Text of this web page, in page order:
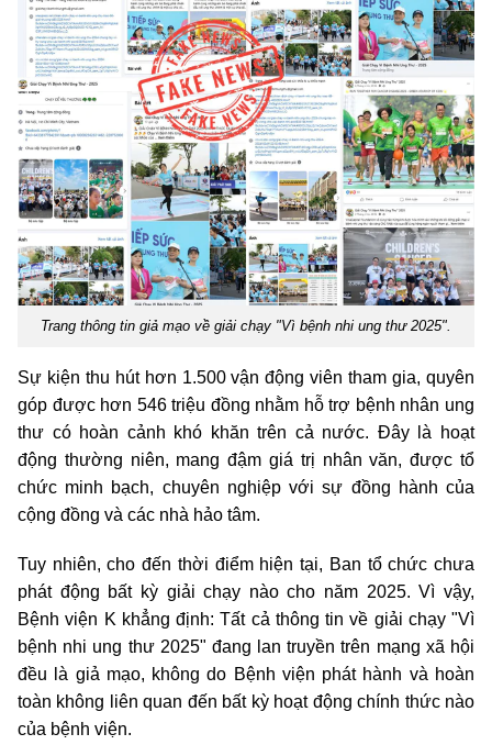
Trang thông tin giả mạo về giải chạy "Vì bệnh nhi ung thư 2025".
Sự kiện thu hút hơn 1.500 vận động viên tham gia, quyên
góp được hơn 546 triệu đồng nhằm hỗ trợ bệnh nhân ung
thư có hoàn cảnh khó khăn trên cả nước. Đây là hoạt
động thường niên, mang đậm giá trị nhân văn, được tổ
chức minh bạch, chuyên nghiệp với sự đồng hành của
cộng đồng và các nhà hảo tâm.
Tuy nhiên, cho đến thời điểm hiện tại, Ban tổ chức chưa
phát động bất kỳ giải chạy nào cho năm 2025. Vì vậy,
Bệnh viện K khẳng định:Tất cả thông tin về giải chạy "Vì
bệnh nhi ung thư 2025" đang lan truyền trên mạng xã hội
đều là giả mạo, không do Bệnh viện phát hành và hoàn
toàn không liên quan đến bất kỳ hoạt động chính thức nào
của bệnh viện.